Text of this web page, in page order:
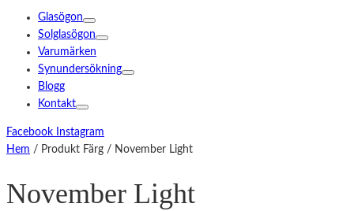
Glasögon
Solglasögon
Varumärken
Synundersökning
Blogg
Kontakt
Facebook
Instagram
Hem / Produkt Färg / November Light
November Light